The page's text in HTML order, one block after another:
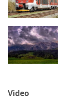
Video